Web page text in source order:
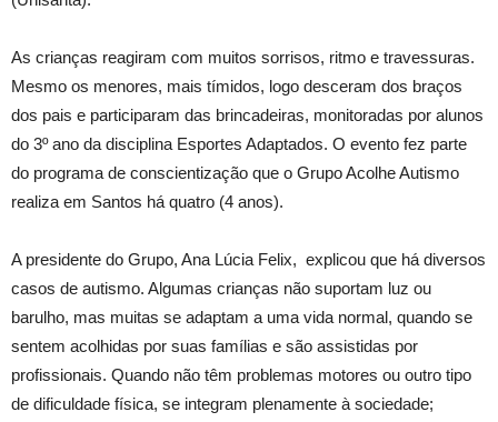
As crianças reagiram com muitos sorrisos, ritmo e travessuras.
Mesmo os menores, mais tímidos, logo desceram dos braços
dos pais e participaram das brincadeiras, monitoradas por alunos
do 3º ano da disciplina Esportes Adaptados. O evento fez parte
do programa de conscientização que o Grupo Acolhe Autismo
realiza em Santos há quatro (4 anos).
A presidente do Grupo, Ana Lúcia Felix, explicou que há diversos
casos de autismo. Algumas crianças não suportam luz ou
barulho, mas muitas se adaptam a uma vida normal, quando se
sentem acolhidas por suas famílias e são assistidas por
profissionais. Quando não têm problemas motores ou outro tipo
de dificuldade física, se integram plenamente à sociedade;